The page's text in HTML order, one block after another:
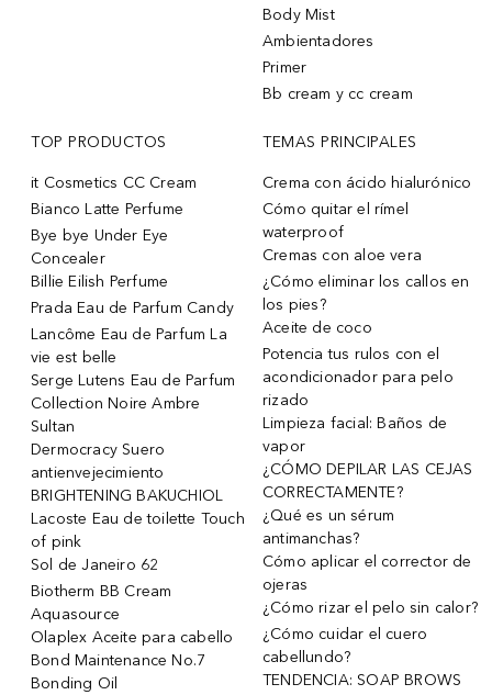
Body Mist
Ambientadores
Primer
Bb cream y cc cream
TOP PRODUCTOS
it Cosmetics CC Cream
Bianco Latte Perfume
Bye bye Under Eye
Concealer
Billie Eilish Perfume
Prada Eau de Parfum Candy
Lancôme Eau de Parfum La
vie est belle
Serge Lutens Eau de Parfum
Collection Noire Ambre
Sultan
Dermocracy Suero
antienvejecimiento
BRIGHTENING BAKUCHIOL
Lacoste Eau de toilette Touch
of pink
Sol de Janeiro 62
Biotherm BB Cream
Aquasource
Olaplex Aceite para cabello
Bond Maintenance No.7
Bonding Oil
TEMAS PRINCIPALES
Crema con ácido hialurónico
Cómo quitar el rímel
waterproof
Cremas con aloe vera
¿Cómo eliminar los callos en
los pies?
Aceite de coco
Potencia tus rulos con el
acondicionador para pelo
rizado
Limpieza facial: Baños de
vapor
¿CÓMO DEPILAR LAS CEJAS
CORRECTAMENTE?
¿Qué es un sérum
antimanchas?
Cómo aplicar el corrector de
ojeras
¿Cómo rizar el pelo sin calor?
¿Cómo cuidar el cuero
cabellundo?
TENDENCIA: SOAP BROWS